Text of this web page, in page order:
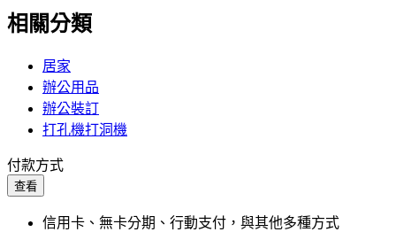
相關分類
居家
辦公用品
辦公裝訂
打孔機打洞機
付款方式
查看
信用卡、無卡分期、行動支付，與其他多種方式